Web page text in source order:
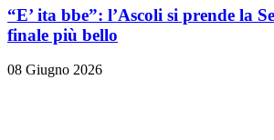
“E’ ita bbe”: l’Ascoli si prende la
finale più bello
08 Giugno 2026